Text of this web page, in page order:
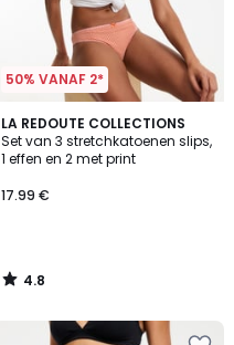
50% VANAF 2*
LA REDOUTE COLLECTIONS
Set van 3 stretchkatoenen slips,
1 effen en 2 met print
17.99 €
4.8
/ 5
4.8
/